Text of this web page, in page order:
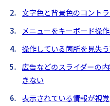
文字色と背景色のコント
メニューをキーボード操作
操作している箇所を見失
広告などのスライダーの
きない
表示されている情報が視